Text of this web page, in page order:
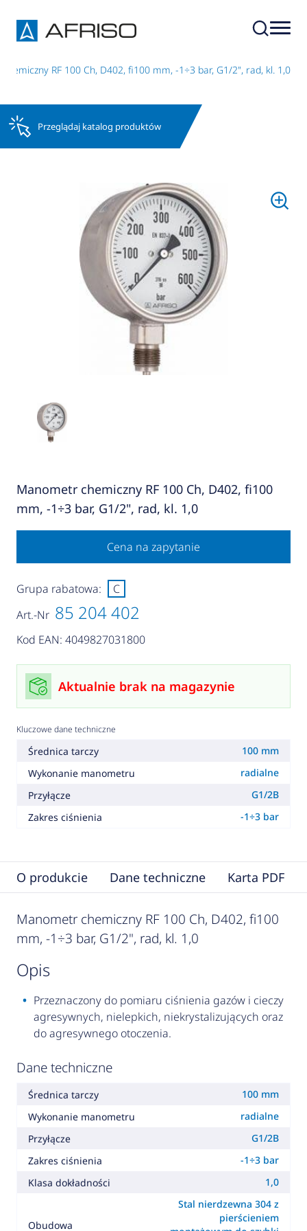
RF 100 Ch, D402, fi100 mm, -1÷3 bar, G1/2", rad, kl. 1,0
Przeglądaj katalog produktów
Manometr chemiczny RF 100 Ch, D402, fi100
mm, -1÷3 bar, G1/2", rad, kl. 1,0
Cena na zapytanie
Art.-Nr 85 204 402
Kod EAN: 4049827031800
Grupa rabatowa: C
Aktualnie brak na magazynie
Kluczowe dane techniczne
Średnica tarczy
100 mm
Wykonanie manometru
radialne
Przyłącze
G1/2B
Zakres ciśnienia
-1÷3 bar
O produkcie Dane techniczne Karta PDF
Manometr chemiczny RF 100 Ch, D402, fi100
mm, -1÷3 bar, G1/2", rad, kl. 1,0
opis
Przeznaczony do pomiaru ciśnienia gazów i cieczy
agresywnych, nielepkich, niekrystalizujących oraz
do agresywnego otoczenia.
Dane techniczne
Średnica tarczy
100 mm
Wykonanie manometru
radialne
Przyłącze
G1/2B
Zakres ciśnienia
-1÷3 bar
Klasa dokładności
1,0
Obudowa
Stal nierdzewna 304 z
pierścieniem